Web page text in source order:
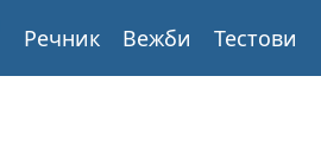
Речник Вежби Тестови